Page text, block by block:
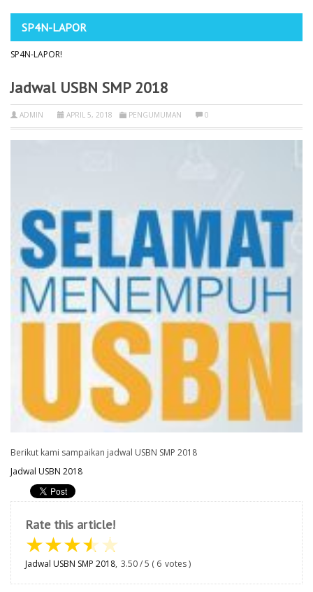
SP4N-LAPOR
SP4N-LAPOR!
Jadwal USBN SMP 2018
ADMIN APRIL 5, 2018 PENGUMUMAN 0
Berikut kami sampaikan jadwal USBN SMP 2018
Jadwal USBN 2018
Rate this article!
★★★★★
Jadwal USBN SMP 2018, 3.50/5 ( 6 votes )